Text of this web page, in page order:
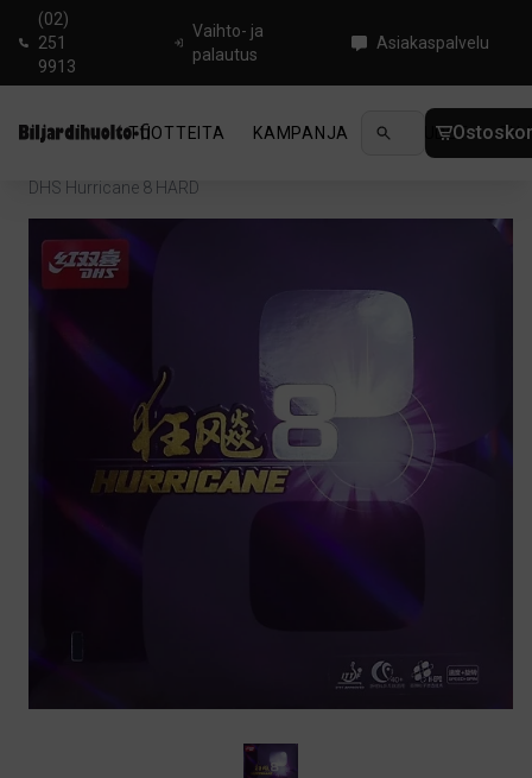
(02)
251
9913
Vaihto- ja
palautus
Asiakaspalvelu
TUOTTEITA KAMPANJA UUTUUDET
Backside Control /
DHS Hurricane 8 HARD